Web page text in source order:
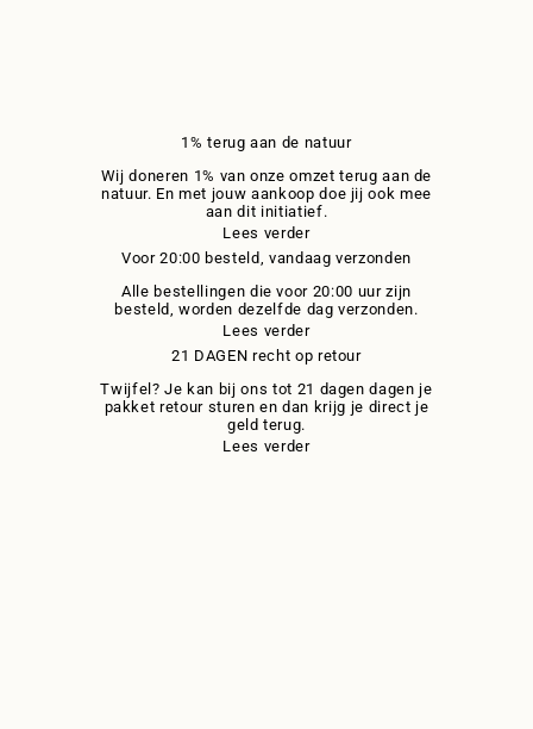
1% terug aan de natuur
Wij doneren 1% van onze omzet terug aan de
natuur. En met jouw aankoop doe jij ook mee
aan dit initiatief.
Lees verder
Voor 20:00 besteld, vandaag verzonden
Alle bestellingen die voor 20:00 uur zijn
besteld, worden dezelfde dag verzonden.
Lees verder
21 DAGEN recht op retour
Twijfel? Je kan bij ons tot 21 dagen dagen je
pakket retour sturen en dan krijg je direct je
geld terug.
Lees verder